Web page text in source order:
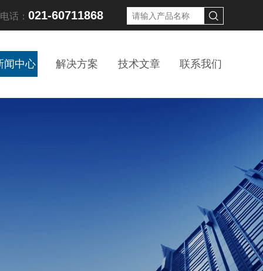
话： 021-60711868
闻中心 解决方案 技术文章 联系我们